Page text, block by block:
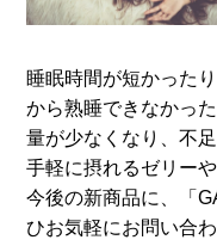
睡眠時間が短かった
から熟睡できなかっ
量が少なくなり、不
手軽に摂れるゼリー
今後の新商品に、「
ひお気軽にお問い合わ